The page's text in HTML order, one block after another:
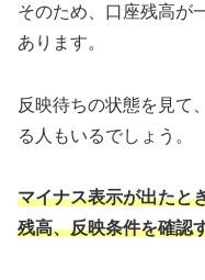
そのため、口座残高が
あります。
反映待ちの状態を見て
る人もいるでしょう。
マイナス表示が出たと
残高、反映条件を確認